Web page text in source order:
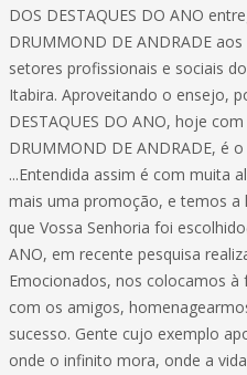
DOS DESTAQUES DO ANO
DRUMMOND DE ANDRADE
setores profissionais e sociais
Itabira. Aproveitando o ensejo,
DESTAQUES DO ANO, hoje com
DRUMMOND DE ANDRADE, é
...Entendida assim é com muita
mais uma promoção, e temos a
que Vossa Senhoria foi
ANO, em recente pesquisa
Emocionados, nos colocamos
com os amigos,
sucesso. Gente cujo exemplo
onde o infinito mora, onde a